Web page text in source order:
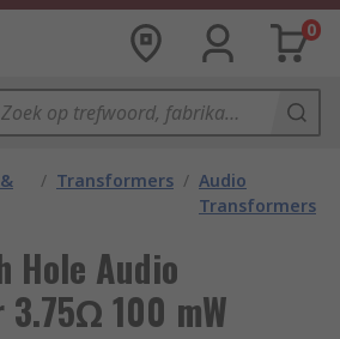
0
/ Transformers / Audio
Transformers
Hole Audio
100 mW